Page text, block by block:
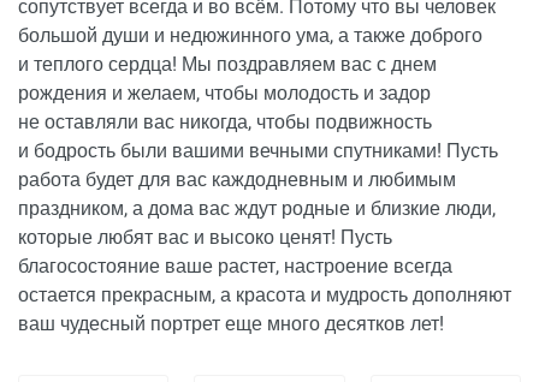
сопутствует всегда и во всём. Потому что вы человек
большой души и недюжинного ума, а также доброго
и теплого сердца! Мы поздравляем вас с днем
рождения и желаем, чтобы молодость и задор
не оставляли вас никогда, чтобы подвижность
и бодрость были вашими вечными спутниками! Пусть
работа будет для вас каждодневным и любимым
праздником, а дома вас ждут родные и близкие люди,
которые любят вас и высоко ценят! Пусть
благосостояние ваше растет, настроение всегда
остается прекрасным, а красота и мудрость дополняют
ваш чудесный портрет еще много десятков лет!